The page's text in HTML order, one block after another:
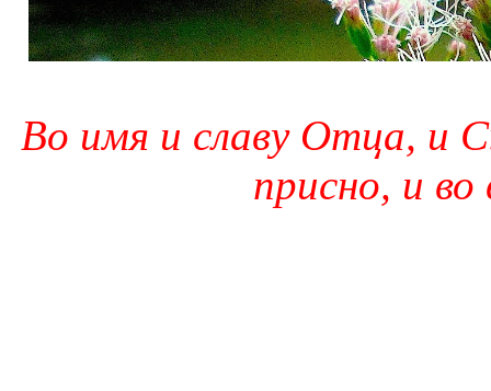
Во имя и славу Отца, и
присно, и во